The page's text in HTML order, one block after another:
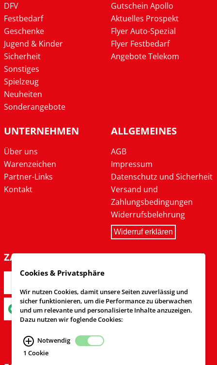
DFV
Festbedarf
Geschenke
Jugend & Kinder
Sicherheit
Sonstiges
Spielzeug
Neuheiten
Sonderangebote
Gutschein Apollo
Aktuelles Prospekt
Flyer Auto-Spezial
Flyer Festbedarf
Angebote Telekom
UNTERNEHMEN
Über uns
Warenzeichen
Partner-Links
Kontakt
ALLGEMEINES
AGB
Impressum
Datenschutz und Sicherheit
Versand und
Zahlungsbedingungen
Widerrufsbelehrung
Widerruf erklären
ZAHLARTEN
Cookies & Privatsphäre
Wir nutzen Cookies, damit unsere Seiten zuverlässig und
sicher funktionieren, um die Performance zu überwachen
und um relevante und personalisierte Inhalte anzuzeigen.
Dazu nutzen wir foglende Cookies:
Notwendig
1 Cookie